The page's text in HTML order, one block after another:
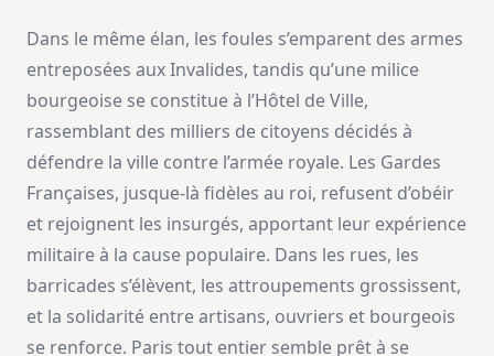
Dans le même élan, les foules s’emparent des armes
entreposées aux Invalides, tandis qu’une milice
bourgeoise se constitue à l’Hôtel de Ville,
rassemblant des milliers de citoyens décidés à
défendre la ville contre l’armée royale. Les Gardes
Françaises, jusque-là fidèles au roi, refusent d’obéir
et rejoignent les insurgés, apportant leur expérience
militaire à la cause populaire. Dans les rues, les
barricades s’élèvent, les attroupements grossissent,
et la solidarité entre artisans, ouvriers et bourgeois
se renforce. Paris tout entier semble prêt à se